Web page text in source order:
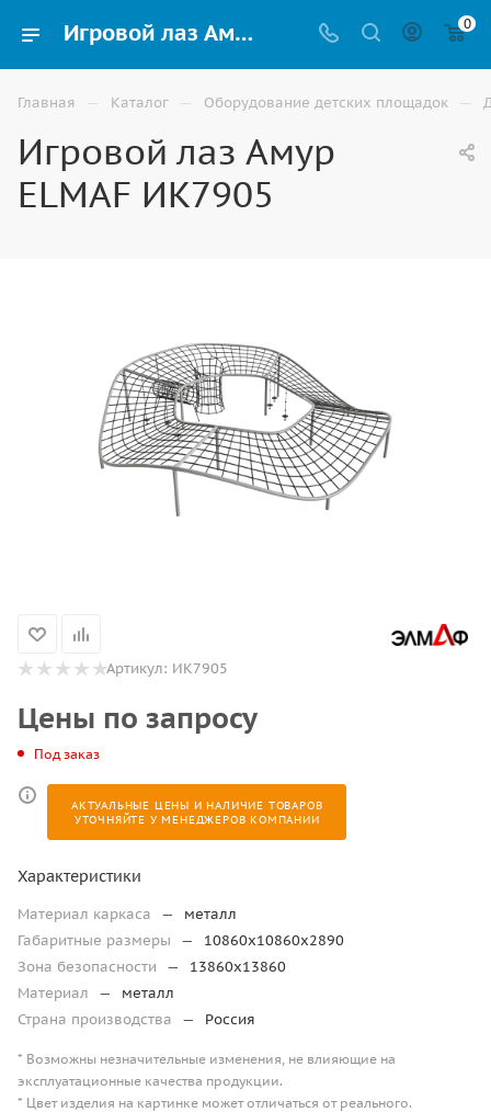
Игровой лаз Амур ELMAF ИК7905 для детской площадки купить по доступной цене в Волгограде 0
Главная — Каталог — Оборудование детских площадок —
Игровой лаз Амур
ELMAF ИК7905
Артикул: ИК7905
Цены по запросу
Под заказ
АКТУАЛЬНЫЕ ЦЕНЫ И НАЛИЧИЕ ТОВАРОВ
УТОЧНЯЙТЕ У МЕНЕДЖЕРОВ КОМПАНИИ
Характеристики
Материал каркаса —
металл
Габаритные размеры
—
10860х10860х2890
Зона безопасности
—
13860х13860
Материал
—
металл
Страна производства
— Россия
* Возможны незначительные изменения, не влияющие на
эксплуатационные качества продукции.
* Цвет изделия на картинке может отличаться от реального.